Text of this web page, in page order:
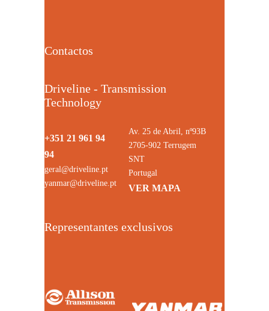
Contactos
Driveline - Transmission
Technology
+351 21 961 94
94
geral@driveline.pt
yanmar@driveline.pt
Av. 25 de Abril, nº93B
2705-902 Terrugem
SNT
Portugal
VER MAPA
Representantes exclusivos